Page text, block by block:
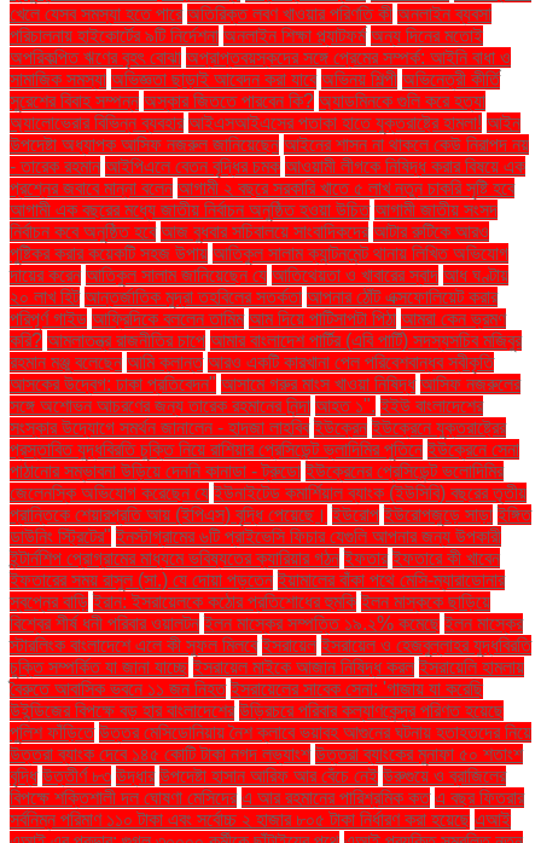
খেলে যেসব সমস্যা হতে পারে অতিরিক্ত লবণ খাওয়ার পরিণতি কী অনলাইন ব্যবসা
পরিচালনায় হাইকোর্টের ৯টি নির্দেশনা অনলাইন শিক্ষা প্ল্যাটফর্ম অন্য দিনের মতোই
অপরিকল্পিত ঋণের বৃহৎ বোঝা অপ্রাপ্তবয়স্কদের সঙ্গে প্রেমের সম্পর্ক: আইনি বাধা ও
সামাজিক সমস্যা অভিজ্ঞতা ছাড়াই আবেদন করা যাবে অভিনয় শিল্পী অভিনেত্রী কীর্তি
সুরেশের বিবাহ সম্পন্ন অস্কার জিততে পারবেন কি? অ্যাডমিনকে গুলি করে হত্যা
অ্যালোভেরার বিভিন্ন ব্যবহার আইএসআইএসের পতাকা হাতে যুক্তরাষ্ট্রে হামলা! আইন
উপদেষ্টা অধ্যাপক আসিফ নজরুল জানিয়েছেন আইনের শাসন না থাকলে কেউ নিরাপদ নয়
- তারেক রহমান আইপিএলে বেতন বৃদ্ধির চমক আওয়ামী লীগকে নিষিদ্ধ করার বিষয়ে এক
প্রশ্নের জবাবে মান্না বলেন আগামী ২ বছরে সরকারি খাতে ৫ লাখ নতুন চাকরি সৃষ্টি হবে
আগামী এক বছরের মধ্যে জাতীয় নির্বাচন অনুষ্ঠিত হওয়া উচিত আগামী জাতীয় সংসদ
নির্বাচন কবে অনুষ্ঠিত হবে আজ বুধবার সচিবালয়ে সাংবাদিকদের আটার রুটিকে আরও
পুষ্টিকর করার কয়েকটি সহজ উপায় আতিকুল সালাম ক্যান্টনমেন্ট থানায় লিখিত অভিযোগ
দায়ের করেন আতিকুল সালাম জানিয়েছেন যে আতিথেয়তা ও খাবারের স্বাদ আধ ঘণ্টায়
২০ লাখ হিট আন্তর্জাতিক মুদ্রা তহবিলের সতর্কতা আপনার ঠোঁট এক্সফোলিয়েট করার
পরিপূর্ণ গাইড আফ্রিদিকে বললেন তামিম আম দিয়ে পাটিসাপটা পিঠা আমরা কেন ভ্রমণ
করি? আমলাতন্ত্র রাজনীতির চাপে আমার বাংলাদেশ পার্টির (এবি পার্টি) সদস্যসচিব মজিবুর
রহমান মঞ্জু বলেছেন আমি ক্লান্ত আরও একটি কারখানা পেল পরিবেশবান্ধব স্বীকৃতি
আসকের উদ্বেগ: ঢাকা প্রতিবেদন" আসামে গরুর মাংস খাওয়া নিষিদ্ধ আসিফ নজরুলের
সঙ্গে অশোভন আচরণের জন্য তারেক রহমানের নিন্দা আহত ১". ইইউ বাংলাদেশের
সংস্কার উদ্যোগে সমর্থন জানালেন - হাদজা লাহবিব ইউক্রেন ইউক্রেনে যুক্তরাষ্ট্রের
প্রস্তাবিত যুদ্ধবিরতি চুক্তি নিয়ে রাশিয়ার প্রেসিডেন্ট ভ্লাদিমির পুতিনে ইউক্রেনে সেনা
পাঠানোর সম্ভাবনা উড়িয়ে দেননি কানাডা - ট্রুডো ইউক্রেনের প্রেসিডেন্ট ভলোদিমির
জেলেনস্কি অভিযোগ করেছেন যে ইউনাইটেড কমার্শিয়াল ব্যাংক (ইউসিবি) বছরের তৃতীয়
প্রান্তিকে শেয়ারপ্রতি আয় (ইপিএস) বৃদ্ধি পেয়েছে। ইউরোপ ইউরোপজুড়ে সাড়া ইঙ্গিত
ডাউনিং স্ট্রিটের" ইনস্টাগ্রামের ৬টি প্রাইভেসি ফিচার যেগুলি আপনার জন্য উপকারী
ইন্টার্নশিপ প্রোগ্রামের মাধ্যমে ভবিষ্যতের ক্যারিয়ার গঠন ইফতার ইফতারে কী খাবেন
ইফতারের সময় রাসুল (সা.) যে দোয়া পড়তেন ইয়ামালের বাঁকা পথে মেসি-ম্যারাডোনার
স্বপ্নের বাড়ি ইরান: ইসরায়েলকে কঠোর প্রতিশোধের হুমকি ইলন মাস্ককে ছাড়িয়ে
বিশ্বের শীর্ষ ধনী পরিবার ওয়ালটন ইলন মাস্কের সম্পত্তি ১৯.২% কমেছে ইলন মাস্কের
স্টারলিংক বাংলাদেশে এলে কী সুফল মিলবে ইসরায়েল ইসরায়েল ও হেজবুল্লাহর যুদ্ধবিরতি
চুক্তি সম্পর্কিত যা জানা যাচ্ছে ইসরায়েল মাইকে আজান নিষিদ্ধ করল ইসরায়েলি হামলায়
বৈরুতে আবাসিক ভবনে ১১ জন নিহত ইসরায়েলের সাবেক সেনা: 'গাজায় যা করেছি
উইন্ডিজের বিপক্ষে বড় হার বাংলাদেশের উড়িরচরে পরিবার কল্যাণকেন্দ্র পরিণত হয়েছে
পুলিশ ফাঁড়িতে উত্তর মেসিডোনিয়ায় নৈশ ক্লাবে ভয়াবহ আগুনের ঘটনায় হতাহতদের নিয়ে
উত্তরা ব্যাংক দেবে ১৪৫ কোটি টাকা নগদ লভ্যাংশ উত্তরা ব্যাংকের মুনাফা ৫০ শতাংশ
বৃদ্ধি উত্তীর্ণ ৮৩ উদ্ধার উপদেষ্টা হাসান আরিফ আর বেঁচে নেই উরুগুয়ে ও ব্রাজিলের
বিপক্ষে শক্তিশালী দল ঘোষণা মেসিদের এ আর রহমানের পারিশ্রমিক কত এ বছর ফিতরার
সর্বনিম্ন পরিমাণ ১১০ টাকা এবং সর্বোচ্চ ২ হাজার ৮০৫ টাকা নির্ধারণ করা হয়েছে এআই